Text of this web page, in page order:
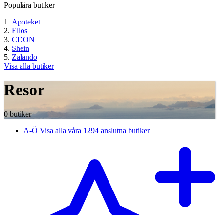
Populära butiker
Apoteket
Ellos
CDON
Shein
Zalando
Visa alla butiker
Resor
0 butiker
A-Ö Visa alla våra 1294 anslutna butiker